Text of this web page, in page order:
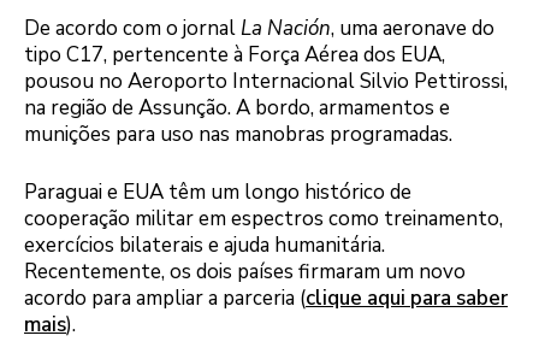
De acordo com o jornalLa Nación, uma aeronave do
tipo C17, pertencente à Força Aérea dos EUA,
pousou no Aeroporto Internacional Silvio Pettirossi,
na região de Assunção. A bordo, armamentos e
munições para uso nas manobras programadas.
Paraguai e EUA têm um longo histórico de
cooperação militar em espectros como treinamento,
exercícios bilaterais e ajuda humanitária.
Recentemente, os dois países firmaram um novo
acordo para ampliar a parceria (clique aqui para saber
mais).